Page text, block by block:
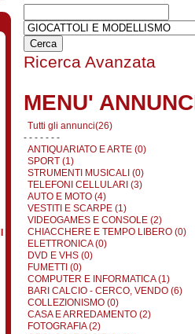
Ricerca Avanzata
MENU'
Tutti gli annunci(26)
- - - - - - -
ANTIQUARIATO E ARTE (0)
SPORT (1)
STRUMENTI MUSICALI (0)
TELEFONI CELLULARI (3)
AUTO E MOTO (4)
VESTITI E SCARPE (1)
VIDEOGAMES E CONSOLE (2)
CHIACCHERE E TEMPO LIBERO (0)
ELETTRONICA (0)
DVD E VHS (0)
FUMETTI (0)
COMPUTER E INFORMATICA (1)
BARI CALCIO - CERCO, VENDO (6)
COLLEZIONISMO (0)
CASA E ARREDAMENTO (2)
FOTOGRAFIA (2)